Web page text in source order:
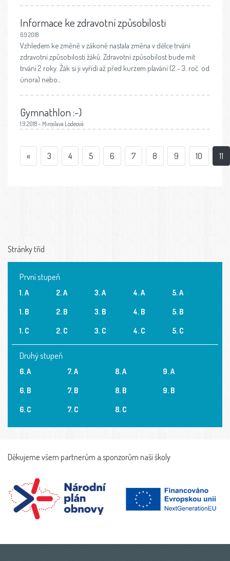
Informace ke zdravotní způsobilosti
6.9.2018
Vzhledem ke změně v zákoně nastala změna v délce trvání
zdravotní způsobilosti žáků. Zdravotní způsobilost bude mít
trvání 2 roky. Žák si ji vyřídí až před kurzem plavání (2.- 3. roč. od
února) nebo…
Gymnathlon :-)
1.9.2018 – Miroslava Lodeová
« 3 4 5 6 7 8 9 10 11
Stránky tříd
První stupeň
1. A
1. B
1. C
2. A
2. B
2. C
3. A
3. B
3. C
4. A
4. B
4. C
5. A
5. B
5. C
Druhý stupeň
6. A
6. B
6. C
7. A
7. B
7. C
8. A
8. B
8. C
9. A
9. B
Děkujeme všem partnerům a sponzorům naší školy